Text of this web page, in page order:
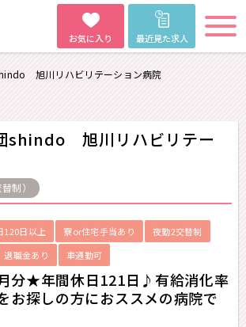
お気に入り 最近見た求人
旭川リハビリテーション病院
shindo 旭川リハビリテー
制）
120日以上 寮or住宅手当あり
夜勤2交替制
退職金あり 車通勤可
分★年間休日121日♪有給消化率
お探しの方におススメの病院で